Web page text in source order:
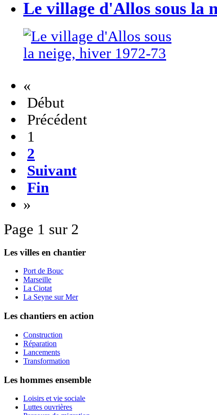
Le village d'Allos sous la
«
Début
Précédent
1
2
Suivant
Fin
»
Page 1 sur 2
Les villes en chantier
Port de Bouc
Marseille
La Ciotat
La Seyne sur Mer
Les chantiers en action
Construction
Réparation
Lancements
Transformation
Les hommes ensemble
Loisirs et vie sociale
Luttes ouvrières